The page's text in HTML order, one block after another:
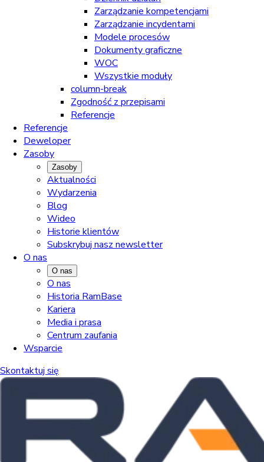
Zarządzanie kompetencjami
Zarządzanie incydentami
Modele procesów
Dokumenty graficzne
WOC
Wszystkie moduły
column-break
Zgodność z przepisami
Referencje
Referencje
Deweloper
Zasoby
Zasoby
Aktualności
Wydarzenia
Blog
Wideo
Historie klientów
Subskrybuj nasz newsletter
O nas
O nas
O nas
Historia RamBase
Kariera
Media i prasa
Centrum zaufania
Wsparcie
Skontaktuj się